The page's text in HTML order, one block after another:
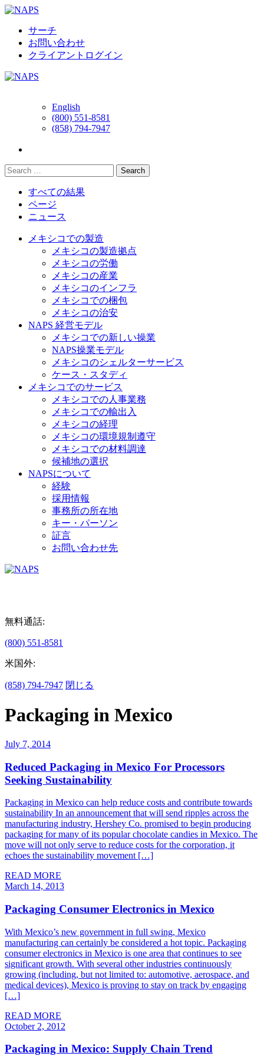
Skip
contentサーチ
お問い合わせ
クライアントログイン
English
(800) 551-8581
(858) 794-7947
すべての結果
ページ
ニュース
メキシコでの製造
メキシコの製造拠点
メキシコの労働
メキシコの産業
メキシコのインフラ
メキシコでの梱包
メキシコの治安​
NAPS 経営モデル
メキシコでの新しい操業
NAPS操業モデル
メキシコのシェルターサービス
ケース・スタディ
メキシコでのサービス
メキシコでの人事業務
メキシコでの輸出入
メキシコの経理
メキシコの環境規制遵守
メキシコでの材料調達
候補地の選択
NAPSについて
経験
採用情報
事務所の所在地
キー・パーソン
証言
お問い合わせ先
無料通話:
(800) 551-8581
米国外:
(858) 794-7947 閉じる
Packaging in Mexico
July 7, 2014
Reduced Packaging in Mexico For Processors
Seeking Sustainability
Packaging in Mexico can help reduce costs and contribute towards
sustainability In an announcement that will send ripples across the
manufacturing industry, Hershey Co. promised to begin producing
packaging for many of its popular chocolate candies in Mexico. The
move will not only serve to reduce costs for the corporation, it
echoes the sustainability movement […]
READ MORE
March 14, 2013
Packaging Consumer Electronics in Mexico
With Mexico’s new government in full swing, Mexico
manufacturing can certainly be considered a hot topic. Packaging
consumer electronics in Mexico is one area that continues to see
significant growth. With several other industries continuously
growing (including, but not limited to: automotive, aerospace, and
medical devices), Mexico is proving to stay on track by engaging
[…]
READ MORE
October 2, 2012
Packaging in Mexico: Supply Chain Trend